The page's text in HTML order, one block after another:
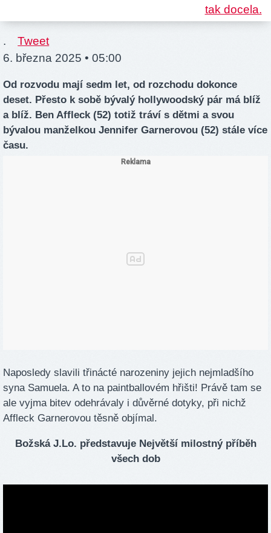
.
Tweet
6. března 2025 • 05:00
Od rozvodu mají sedm let, od rozchodu dokonce
deset. Přesto k sobě bývalý hollywoodský pár má blíž
a blíž. Ben Affleck (52) totiž tráví s dětmi a svou
bývalou manželkou Jennifer Garnerovou (52) stále více
času.
Naposledy slavili třinácté narozeniny jejich nejmladšího
syna Samuela. A to na paintballovém hřišti! Právě tam se
ale vyjma bitev odehrávaly i důvěrné dotyky, při nichž
Affleck Garnerovou těsně objímal.
Božská J.Lo. představuje Největší milostný příběh
všech dob